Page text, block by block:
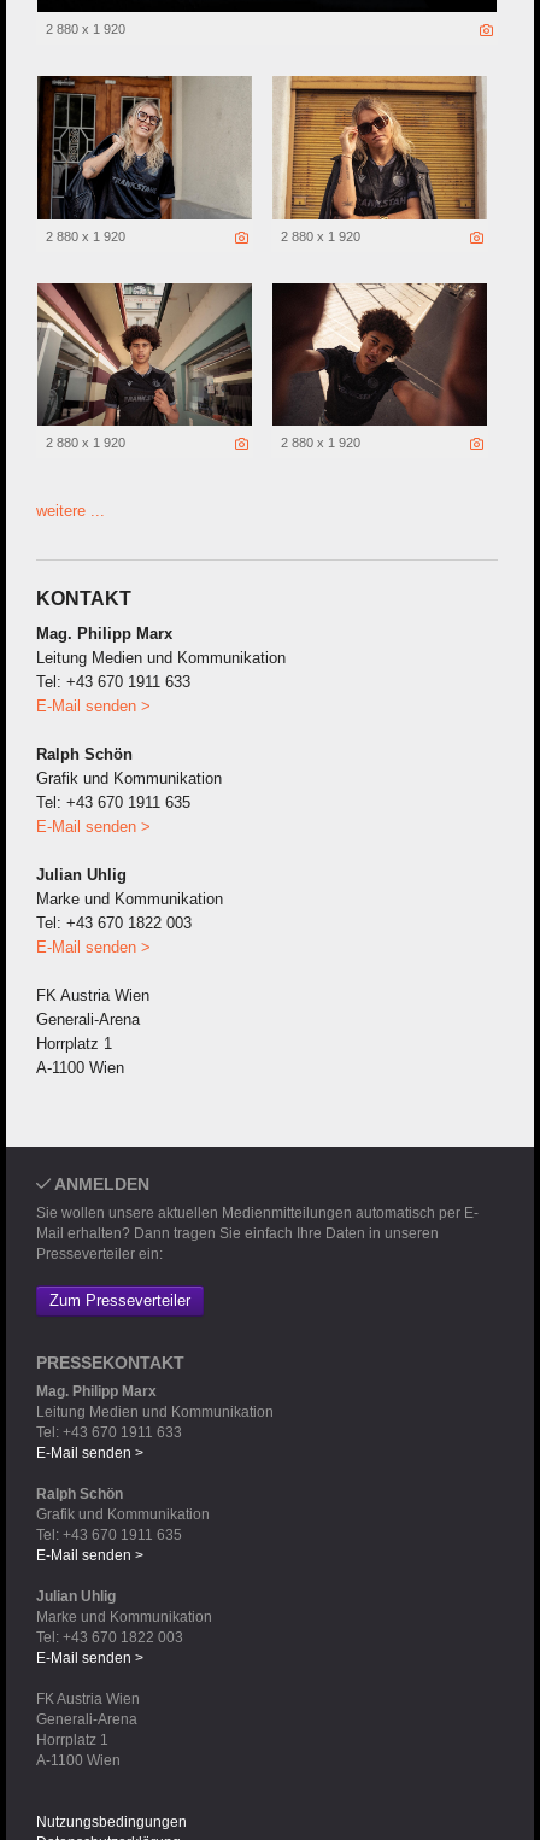
2 880 x 1 920
2 880 x 1 920 2 880 x 1 920
2 880 x 1 920 2 880 x 1 920
weitere ...
KONTAKT
Mag. Philipp Marx
Leitung Medien und Kommunikation
Tel: +43 670 1911 633
E-Mail senden >
Ralph Schön
Grafik und Kommunikation
Tel: +43 670 1911 635
E-Mail senden >
Julian Uhlig
Marke und Kommunikation
Tel: +43 670 1822 003
E-Mail senden >
FK Austria Wien
Generali-Arena
Horrplatz 1
A-1100 Wien
ANMELDEN
Sie wollen unsere aktuellen Medienmitteilungen automatisch per E-
Mail erhalten? Dann tragen Sie einfach Ihre Daten in unseren
Presseverteiler ein:
Zum Presseverteiler
PRESSEKONTAKT
Mag. Philipp Marx
Leitung Medien und Kommunikation
Tel: +43 670 1911 633
E-Mail senden >
Ralph Schön
Grafik und Kommunikation
Tel: +43 670 1911 635
E-Mail senden >
Julian Uhlig
Marke und Kommunikation
Tel: +43 670 1822 003
E-Mail senden >
FK Austria Wien
Generali-Arena
Horrplatz 1
A-1100 Wien
Nutzungsbedingungen